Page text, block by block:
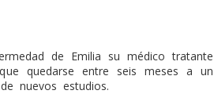
de Emilia su médico tratante
quedarse entre seis meses a un
nuevos estudios.